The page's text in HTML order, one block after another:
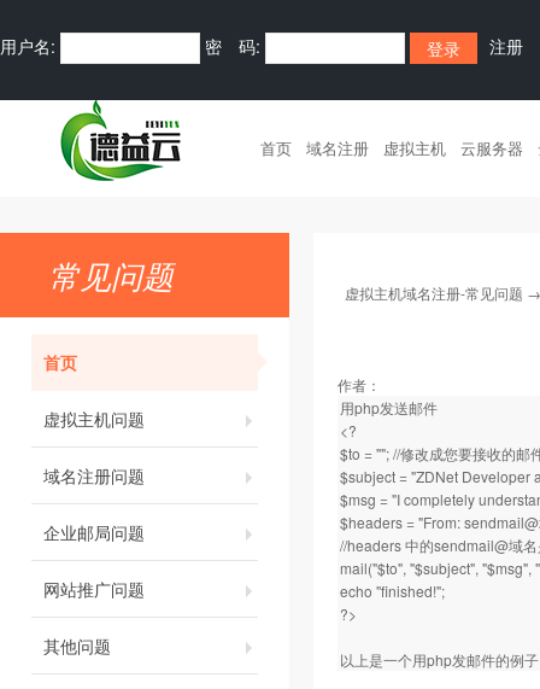
用户名: 密 码: 注册
首页 域名注册 虚拟主机 云服务器
常见问题
首页
虚拟主机问题
域名注册问题
企业邮局问题
网站推广问题
其他问题
虚拟主机域名注册-常见问题
作者：
用php发送邮件
<?
$to = ""; //修改成您要接收的邮
$subject = "ZDNet
$msg = "I completely
$headers = "From:
//headers 中的sendmail@域
mail("$to", "$subject", "$msg",
echo "finished!";
?>
以上是一个用php发邮件的例